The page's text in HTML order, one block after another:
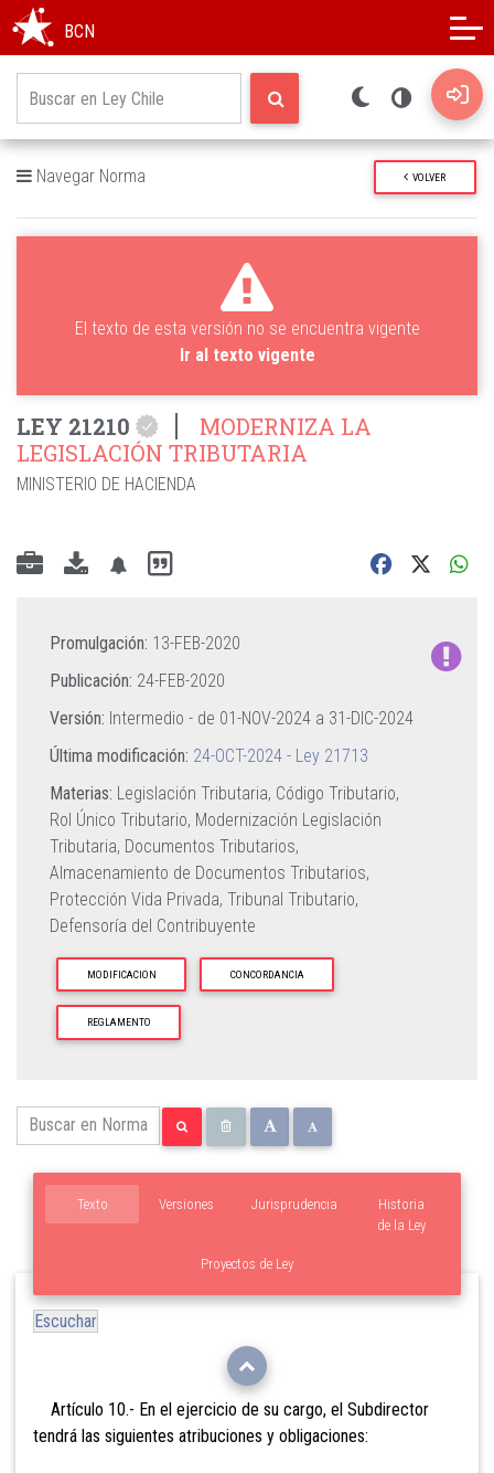
BCN
Navegar Norma VOLVER
El texto de esta versión no se encuentra vigente
Ir al texto vigente
LEY 21210
MODERNIZA LA
LEGISLACIÓN TRIBUTARIA
MINISTERIO DE HACIENDA
Promulgación: 13-FEB-2020
Publicación: 24-FEB-2020
Versión: Intermedio - de 01-NOV-2024 a 31-DIC-2024
Última modificación: 24-OCT-2024 - Ley 21713
Materias: Legislación Tributaria, Código Tributario,
Rol Único Tributario, Modernización Legislación
Tributaria, Documentos Tributarios,
Almacenamiento de Documentos Tributarios,
Protección Vida Privada, Tribunal Tributario,
Defensoría del Contribuyente
MODIFICACION CONCORDANCIA
REGLAMENTO
Texto Versiones Jurisprudencia
Proyectos de Ley
Historia
de la Ley
Escuchar
Artículo 10.- En el ejercicio de su cargo, el Subdirector
tendrá las siguientes atribuciones y obligaciones: